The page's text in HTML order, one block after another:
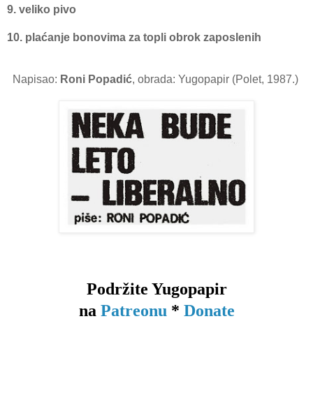
9. veliko pivo
10. plaćanje bonovima za topli obrok zaposlenih
Napisao: Roni Popadić, obrada: Yugopapir (Polet, 1987.)
Podržite Yugopapir
na Patreonu * Donate